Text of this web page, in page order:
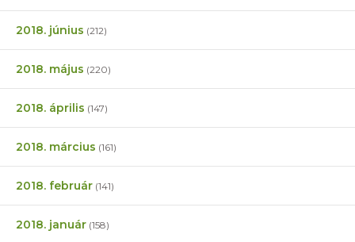
2018. június (212)
2018. május (220)
2018. április (147)
2018. március (161)
2018. február (141)
2018. január (158)